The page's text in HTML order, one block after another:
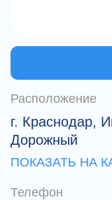
Расположение
г. Краснодар,
Дорожный
ПОКАЗАТЬ НА
Телефон